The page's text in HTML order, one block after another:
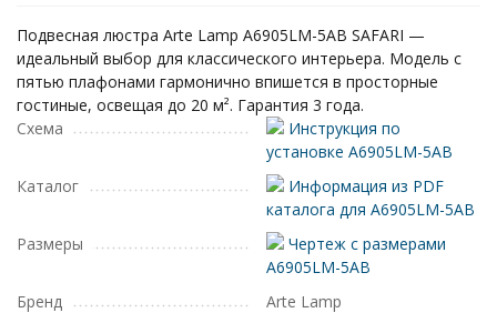
Подвесная люстра Arte Lamp A6905LM-5AB SAFARI —
идеальный выбор для классического интерьера. Модель с
пятью плафонами гармонично впишется в просторные
гостиные, освещая до 20 м². Гарантия 3 года.
Схема
Инструкция по
установке A6905LM-5AB
Каталог
Информация из PDF
каталога для A6905LM-5AB
Размеры
Чертеж с размерами
A6905LM-5AB
Бренд
Arte Lamp